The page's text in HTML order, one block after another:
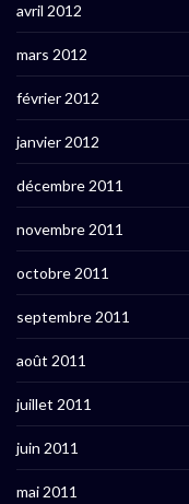
avril 2012
mars 2012
février 2012
janvier 2012
décembre 2011
novembre 2011
octobre 2011
septembre 2011
août 2011
juillet 2011
juin 2011
mai 2011